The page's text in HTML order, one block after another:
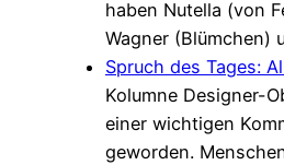
haben Nutella (von
Wagner (Blümchen)
Spruch des Tages:
Kolumne Designer-
einer wichtigen
geworden.